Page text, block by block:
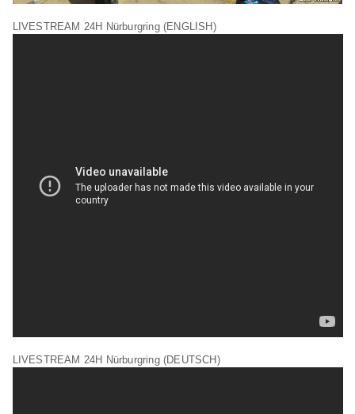
LIVESTREAM 24H Nürburgring (ENGLISH)
LIVESTREAM 24H Nürburgring (DEUTSCH)